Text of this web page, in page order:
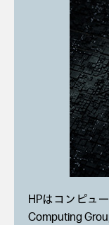
HPはコンピュ
Computing